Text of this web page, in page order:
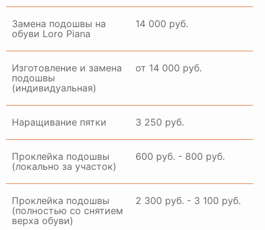
Замена подошвы на
обуви Loro Piana
14 000 руб.
Изготовление и замена
подошвы
(индивидуальная)
от 14 000 руб.
Наращивание пятки 3 250 руб.
Проклейка подошвы
(локально за участок)
600 руб. - 800 руб.
Проклейка подошвы
(полностью со снятием
верха обуви)
2 300 руб. - 3 100 руб.